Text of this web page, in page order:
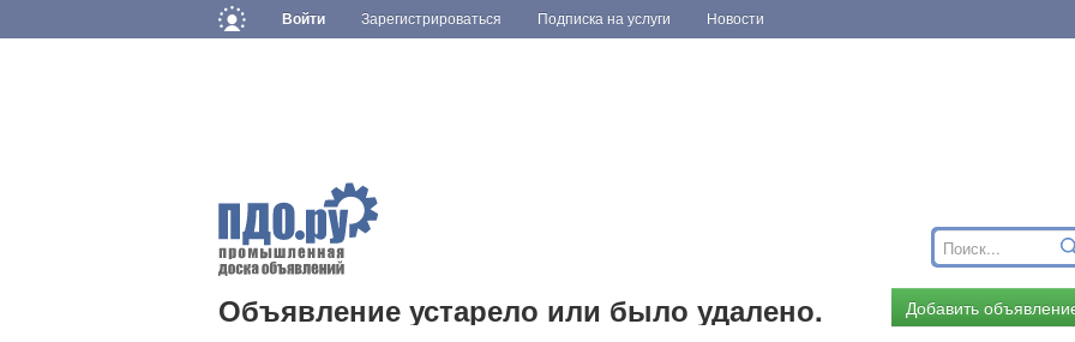
Войти Зарегистрироваться Подписка на услуги Новости
Объявление устарело или было удалено.
Добавить